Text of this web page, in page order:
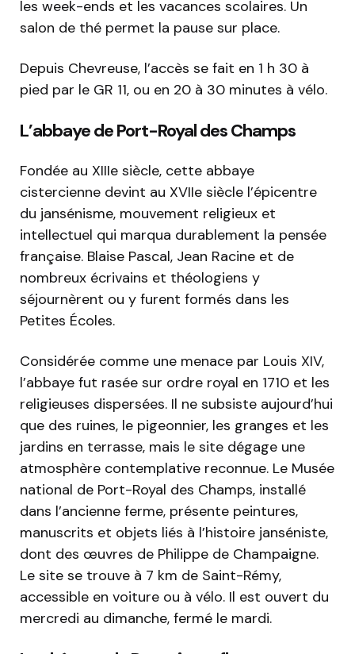
les week-ends et les vacances scolaires. Un
salon de thé permet la pause sur place.
Depuis Chevreuse, l’accès se fait en 1 h 30 à
pied par le GR 11, ou en 20 à 30 minutes à vélo.
L’abbaye de Port-Royal des Champs
Fondée au XIIIe siècle, cette abbaye
cistercienne devint au XVIIe siècle l’épicentre
du jansénisme, mouvement religieux et
intellectuel qui marqua durablement la pensée
française. Blaise Pascal, Jean Racine et de
nombreux écrivains et théologiens y
séjournèrent ou y furent formés dans les
Petites Écoles.
Considérée comme une menace par Louis XIV,
l’abbaye fut rasée sur ordre royal en 1710 et les
religieuses dispersées. Il ne subsiste aujourd’hui
que des ruines, le pigeonnier, les granges et les
jardins en terrasse, mais le site dégage une
atmosphère contemplative reconnue. Le Musée
national de Port-Royal des Champs, installé
dans l’ancienne ferme, présente peintures,
manuscrits et objets liés à l’histoire janséniste,
dont des œuvres de Philippe de Champaigne.
Le site se trouve à 7 km de Saint-Rémy,
accessible en voiture ou à vélo. Il est ouvert du
mercredi au dimanche, fermé le mardi.